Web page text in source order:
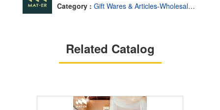
Category : Gift Wares & Articles-Wholesale & Manufacturers
Related Catalog